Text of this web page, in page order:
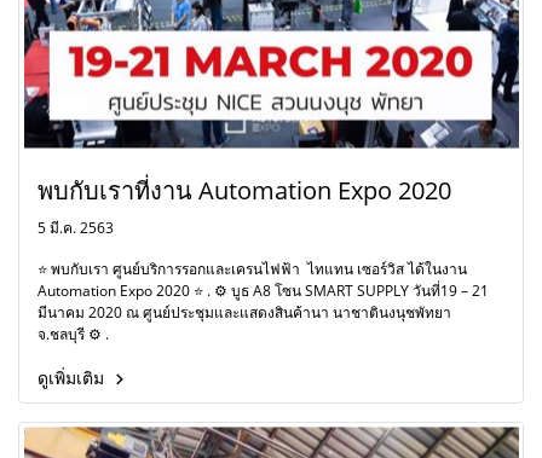
พบกับเราที่งาน Automation Expo 2020
5 มี.ค. 2563
⭐ พบกับเรา ศูนย์บริการรอกและเครนไฟฟ้า ไทแทน เซอร์วิส ได้ในงาน
Automation Expo 2020 ⭐ . ⚙ บูธ A8 โซน SMART SUPPLY วันที่19 – 21
มีนาคม 2020 ณ ศูนย์ประชุมและแสดงสินค้านา นาชาตินงนุชพัทยา
จ.ชลบุรี ⚙ .
ดูเพิ่มเติม